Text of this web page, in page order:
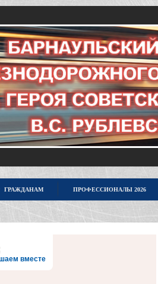
ГРАЖДАНАМ ПРОФЕССИОНАЛЫ 2026
вместе